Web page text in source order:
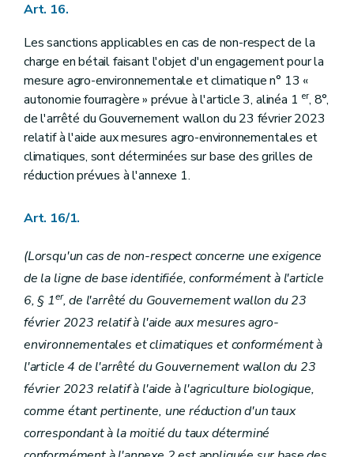
Art. 16.
Les sanctions applicables en cas de non-respect de la
charge en bétail faisant l'objet d'un engagement pour la
mesure agro-environnementale et climatique n° 13 «
autonomie fourragère » prévue à l'article 3, alinéa 1 er, 8°,
de l'arrêté du Gouvernement wallon du 23 février 2023
relatif à l'aide aux mesures agro-environnementales et
climatiques, sont déterminées sur base des grilles de
réduction prévues à l'annexe 1.
Art. 16/1.
(Lorsqu'un cas de non-respect concerne une exigence
de la ligne de base identifiée, conformément à l'article
6, § 1er, de l'arrêté du Gouvernement wallon du 23
février 2023 relatif à l'aide aux mesures agro-
environnementales et climatiques et conformément à
l'article 4 de l'arrêté du Gouvernement wallon du 23
février 2023 relatif à l'aide à l'agriculture biologique,
comme étant pertinente, une réduction d'un taux
correspondant à la moitié du taux déterminé